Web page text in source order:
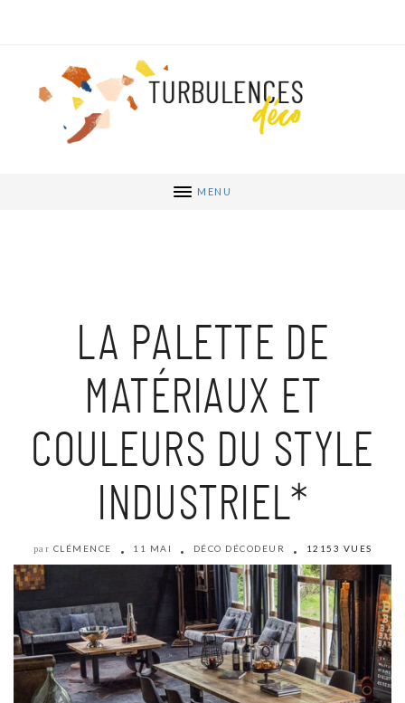
MENU
LA PALETTE DE
MATÉRIAUX ET
COULEURS DU STYLE
INDUSTRIEL*
par CLÉMENCE 11 MAI DÉCO DÉCODEUR 12153 VUES